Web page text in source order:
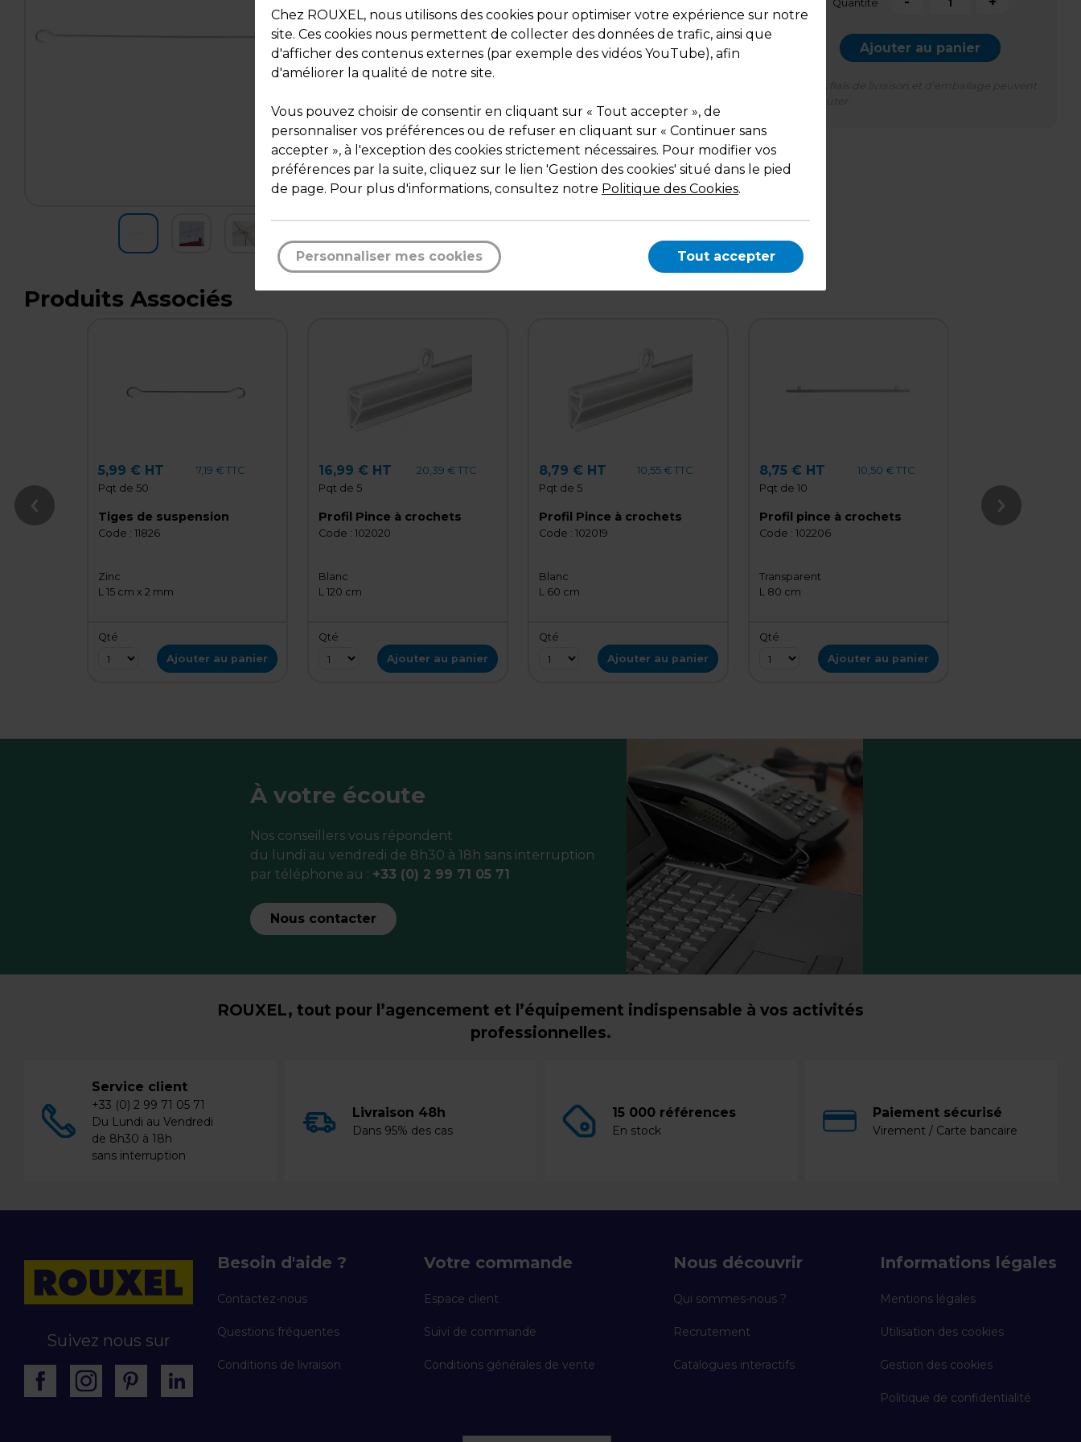
Quantité
Ajouter au panier
Description
Cette tige à double crochets convient pour suspendre vos
Produits Associés
5,99 € HT
7,19 € TTC
Pqt de 50
Tiges de suspension
Code : 11826
Zinc
L 15 cm x 2 mm
Qté
Ajouter au panier
16,99 € HT
20,39 € TTC
Pqt de 5
Profil Pince à crochets
Code : 102020
Blanc
L 120 cm
Qté
Ajouter au panier
8,79 € HT
10,55 € TTC
Pqt de 5
Profil Pince à crochets
Code : 102019
Blanc
L 60 cm
Qté
Ajouter au panier
8,75 € HT
10,50 € TTC
Pqt de 10
Profil pince à crochets
Code : 102206
Transparent
L 80 cm
Qté
Ajouter au panier
Pqt de 10
Profil pince à
À votre écoute
Nos conseillers vous répondent
du lundi au vendredi de 8h30 à 18h sans interruption
par téléphone au : +33 (0) 2 99 71 05 71
Nous contacter
ROUXEL, tout pour l’agencement et l’équipement indispensable à vos activités
professionnelles.
Service client
+33 (0) 2 99 71 05 71
Du Lundi au Vendredi
de 8h30 à 18h
sans interruption
Livraison 48h
Dans 95% des cas
15 000 références
En stock
Paiement sécurisé
Virement / Carte bancaire
Suivez nous sur
Besoin d'aide ?
Contactez-nous
Questions fréquentes
Conditions de livraison
Votre commande
Espace client
Suivi de commande
Conditions générales de vente
Nous découvrir
Qui sommes-nous ?
Recrutement
Catalogues interactifs
Informations légales
Mentions légales
Utilisation des cookies
Gestion des cookies
Politique de confidentialité
Chez ROUXEL, nous utilisons des cookies pour optimiser votre expérience sur notre
site. Ces cookies nous permettent de collecter des données de trafic, ainsi que
d'afficher des contenus externes (par exemple des vidéos YouTube), afin
d'améliorer la qualité de notre site.
Vous pouvez choisir de consentir en cliquant sur « Tout accepter », de
personnaliser vos préférences ou de refuser en cliquant sur « Continuer sans
accepter », à l'exception des cookies strictement nécessaires. Pour modifier vos
préférences par la suite, cliquez sur le lien 'Gestion des cookies' situé dans le pied
de page. Pour plus d'informations, consultez notre Politique des Cookies.
Personnaliser mes cookies Tout accepter